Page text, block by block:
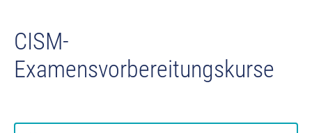
CISM-
Examensvorbereitungskurse